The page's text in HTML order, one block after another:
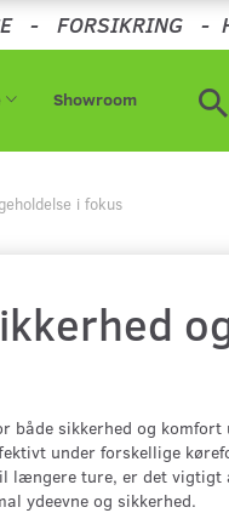
- FORSIKRING -
Showroom
i fokus
både sikkerhed og
under forskellige
ture, er det vigtigt
ydeevne og sikkerhed.